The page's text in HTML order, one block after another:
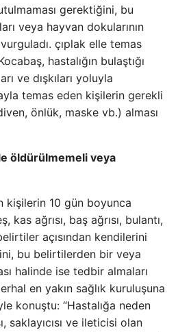
gerektiğini, bu
veya hayvan dokularının
çıplak elle temas
hastalığın bulaştığı
ve dışkıları yoluyla
temas eden kişilerin gerekli
önlük, maske vb.) alması
öldürülmemeli veya
kişilerin 10 gün boyunca
kas ağrısı, baş ağrısı, bulantı,
açısından kendilerini
bu belirtilerden bir veya
halinde ise tedbir almaları
en yakın sağlık kuruluşuna
konuştu: “Hastalığa neden
saklayıcısı ve ileticisi olan